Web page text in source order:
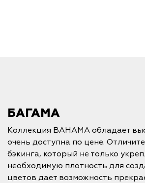
БАГАМА
Коллекция BAHAMA обладает
очень доступна по цене.
бэкинга, который не только
необходимую плотность для
цветов дает возможность